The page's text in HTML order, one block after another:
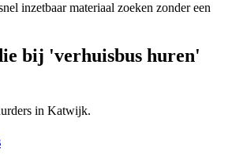
inzetbaar materiaal zoeken zonder een
bij 'verhuisbus huren'
in Katwijk.